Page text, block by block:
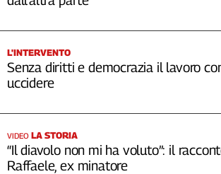
L'INTERVENTO
Senza diritti e democrazia il lavoro
uccidere
VIDEO LA STORIA
“Il diavolo non mi ha voluto”: il
Raffaele, ex minatore